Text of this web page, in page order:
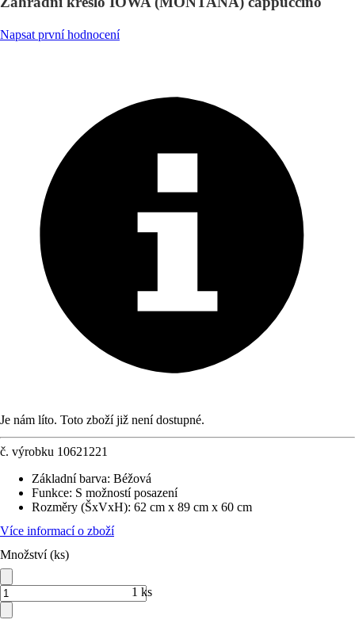
Napsat první hodnocení
Je nám líto. Toto zboží již není dostupné.
č. výrobku 10621221
Základní barva: Béžová
Funkce: S možností posazení
Rozměry (ŠxVxH): 62 cm x 89 cm x 60 cm
Více informací o zboží
Množství (ks)
1 ks